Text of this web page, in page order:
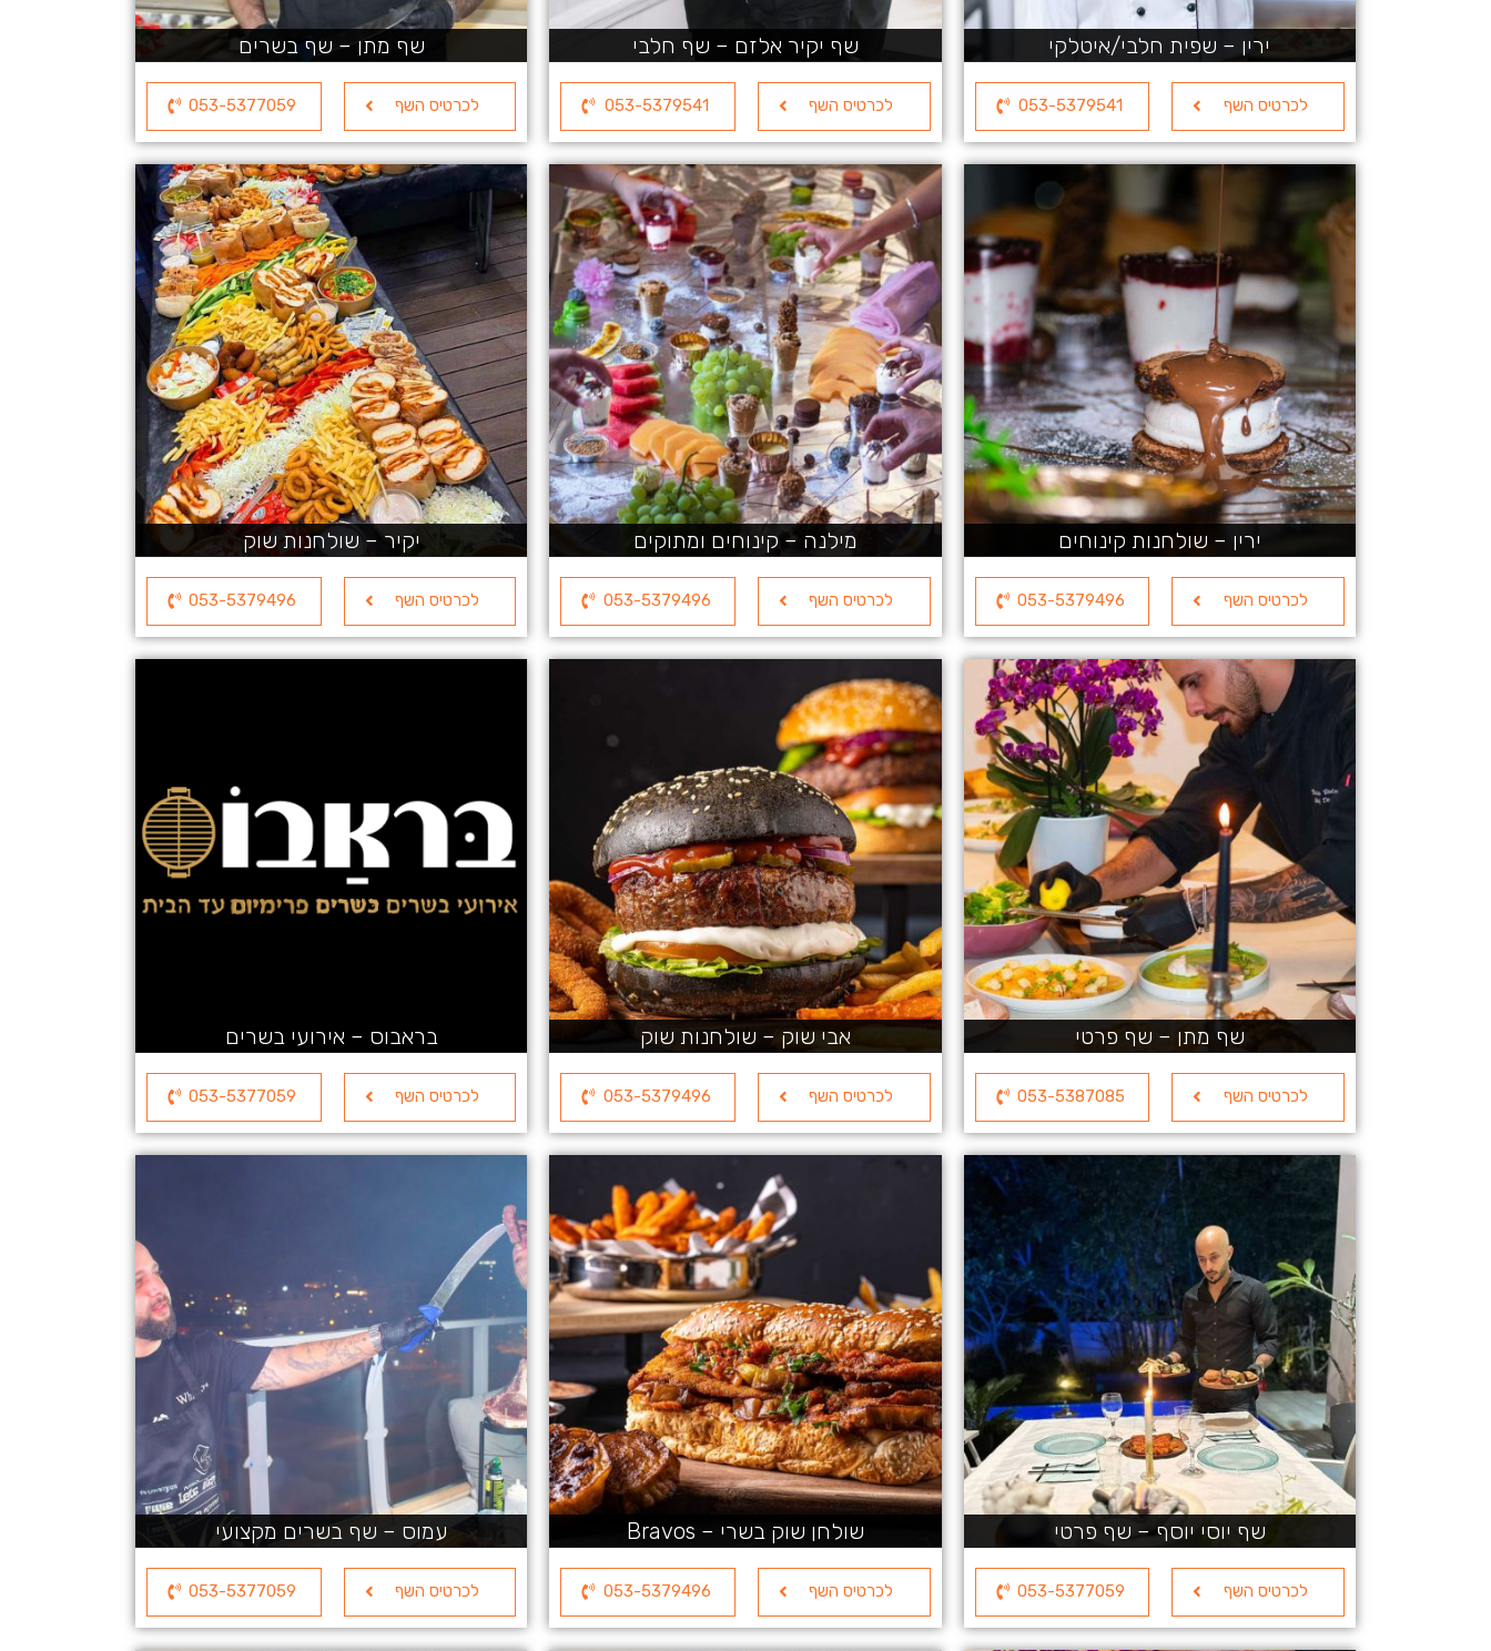
ירין – שפית חלבי/איטלקי
לכרטיס השף 053-5379541
שף יקיר אלזם – שף חלבי
לכרטיס השף 053-5379541
שף מתן – שף בשרים
לכרטיס השף 053-5377059
ירין – שולחנות קינוחים
לכרטיס השף 053-5379496
מילנה – קינוחים ומתוקים
לכרטיס השף 053-5379496
יקיר – שולחנות שוק
לכרטיס השף 053-5379496
שף מתן – שף פרטי
לכרטיס השף 053-5387085
אבי שוק – שולחנות שוק
לכרטיס השף 053-5379496
בראבוס – אירועי בשרים
לכרטיס השף 053-5377059
שף יוסי יוסף – שף פרטי
לכרטיס השף 053-5377059
שולחן שוק בשרי – Bravos
לכרטיס השף 053-5379496
עמוס – שף בשרים מקצועי
לכרטיס השף 053-5377059